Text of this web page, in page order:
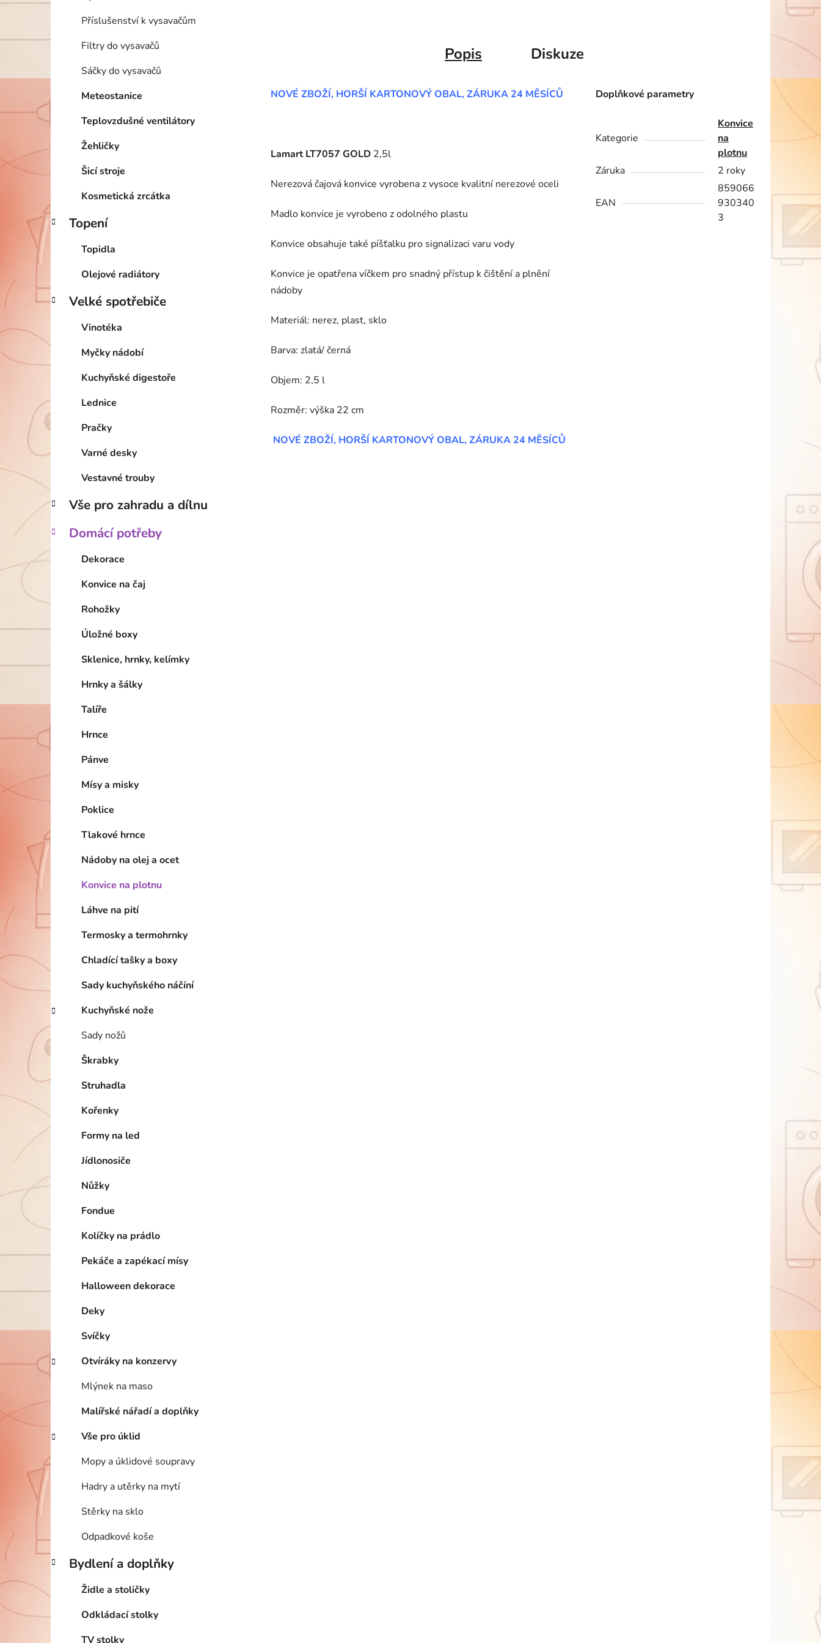
Příslušenství k vysavačům
Filtry do vysavačů
Sáčky do vysavačů
Meteostanice
Teplovzdušné ventilátory
Žehličky
Šicí stroje
Kosmetická zrcátka
Topení
Topidla
Olejové radiátory
Velké spotřebiče
Vinotéka
Myčky nádobí
Kuchyňské digestoře
Lednice
Pračky
Varné desky
Vestavné trouby
Vše pro zahradu a dílnu
Domácí potřeby
Dekorace
Konvice na čaj
Rohožky
Úložné boxy
Sklenice, hrnky, kelímky
Hrnky a šálky
Talíře
Hrnce
Pánve
Mísy a misky
Poklice
Tlakové hrnce
Nádoby na olej a ocet
Konvice na plotnu
Láhve na pití
Termosky a termohrnky
Chladící tašky a boxy
Sady kuchyňského náčíní
Kuchyňské nože
Sady nožů
Škrabky
Struhadla
Kořenky
Formy na led
Jídlonosiče
Nůžky
Fondue
Kolíčky na prádlo
Pekáče a zapékací mísy
Halloween dekorace
Deky
Svíčky
Otvíráky na konzervy
Mlýnek na maso
Malířské nářadí a doplňky
Vše pro úklid
Mopy a úklidové soupravy
Hadry a utěrky na mytí
Stěrky na sklo
Odpadkové koše
Bydlení a doplňky
Židle a stoličky
Odkládací stolky
TV stolky
Popis Diskuze
NOVÉ ZBOŽÍ, HORŠÍ KARTONOVÝ OBAL, ZÁRUKA 24 MĚSÍCŮ
Lamart LT7057 GOLD 2,5l
Nerezová čajová konvice vyrobena z vysoce kvalitní nerezové oceli
Madlo konvice je vyrobeno z odolného plastu
Konvice obsahuje také píšťalku pro signalizaci varu vody
Konvice je opatřena víčkem pro snadný přístup k čištění a plnění
nádoby
Materiál: nerez, plast, sklo
Barva: zlatá/ černá
Objem: 2,5 l
Rozměr: výška 22 cm
NOVÉ ZBOŽÍ, HORŠÍ KARTONOVÝ OBAL, ZÁRUKA 24 MĚSÍCŮ
Doplňkové parametry
Kategorie
Konvice
na
plotnu
Záruka
2 roky
EAN
859066
930340
3